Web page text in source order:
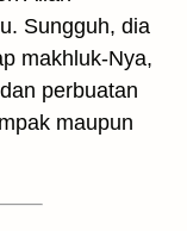
Sungguh, dia
makhluk-Nya,
perbuatan
maupun